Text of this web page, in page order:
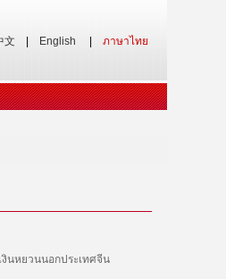
文 English ภาษาไทย
นหยวนนอกประเทศจีน